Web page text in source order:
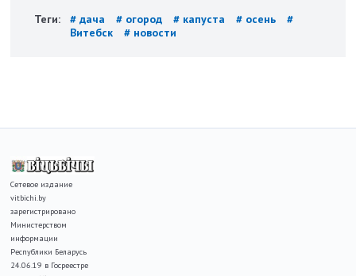
Теги: # дача # огород # капуста # осень
#
Витебск
# новости
Сетевое издание
vitbichi.by
зарегистрировано
Министерством
информации
Республики Беларусь
24.06.19 в Госреестре